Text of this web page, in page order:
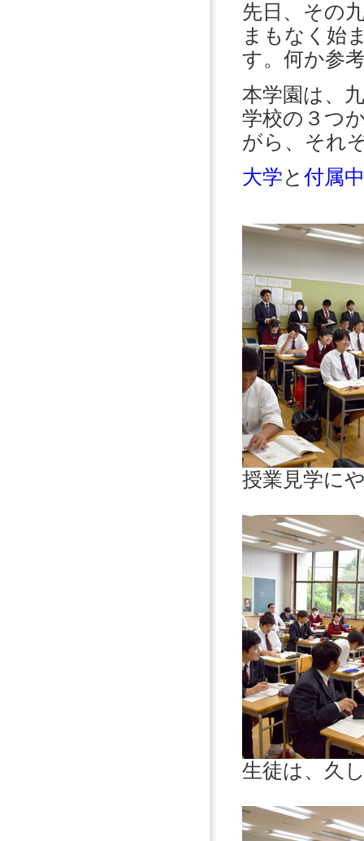
先日、その
まもなく始
す。何か参
本学園は、
学校の３つ
がら、それ
大学と 付属
授業見学に
生徒は、久